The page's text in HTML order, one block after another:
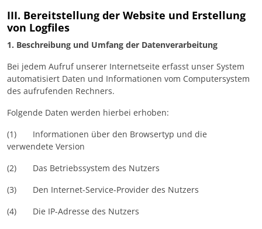
III. Bereitstellung der Website und Erstellung
von Logfiles
1. Beschreibung und Umfang der Datenverarbeitung
Bei jedem Aufruf unserer Internetseite erfasst unser System
automatisiert Daten und Informationen vom Computersystem
des aufrufenden Rechners.
Folgende Daten werden hierbei erhoben:
(1) Informationen über den Browsertyp und die
verwendete Version
(2) Das Betriebssystem des Nutzers
(3) Den Internet-Service-Provider des Nutzers
(4) Die IP-Adresse des Nutzers